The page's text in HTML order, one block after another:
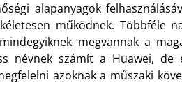
alapanyagok
működnek. Többféle
megvannak a
névnek számít a Huawei,
azoknak a műszaki